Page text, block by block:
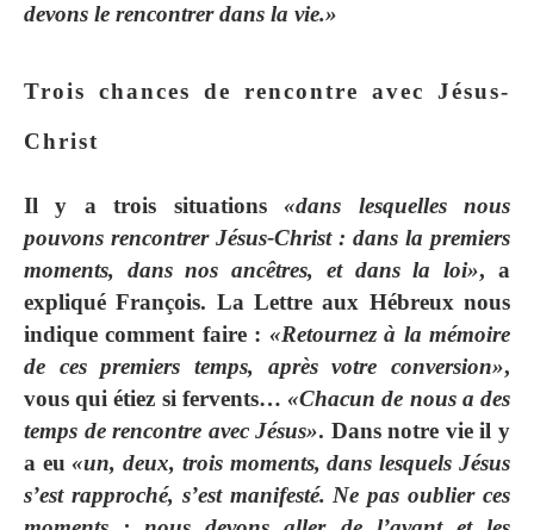
devons le rencontrer dans la vie.»
Trois chances de rencontre avec Jésus-
Christ
Il y a trois situations«dans lesquelles nous
pouvons rencontrer Jésus-Christ : dans la premiers
moments, dans nos ancêtres, et dans la loi», a
expliqué François. La Lettre aux Hébreux nous
indique comment faire : «Retournez à la mémoire
de ces premiers temps, après votre conversion»,
vous qui étiez si fervents…«Chacun de nous a des
temps de rencontre avec Jésus». Dans notre vie il y
a eu«un, deux, trois moments, dans lesquels Jésus
s’est rapproché, s’est manifesté. Ne pas oublier ces